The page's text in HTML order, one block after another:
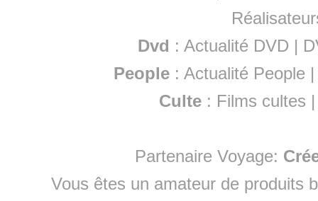
Dvd : Actualité DVD |
People :Actualité People
Culte : Films cultes
Partenaire Voyage:
Vous êtes un amateur de produits